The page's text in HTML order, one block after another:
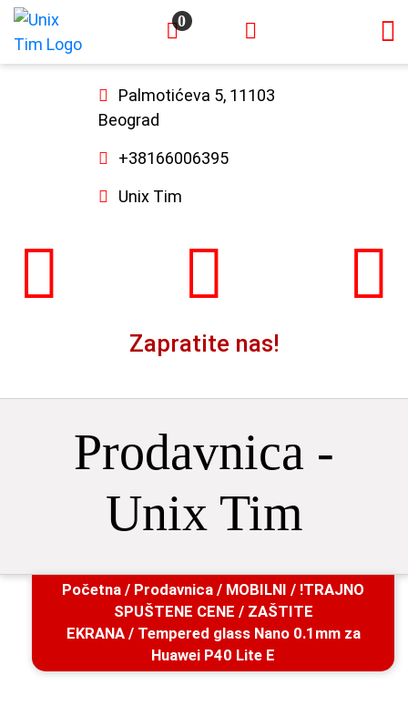
×
0
Palmotićeva 5, 11103
Beograd
+38166006395
Unix Tim
Zapratite nas!
Prodavnica -
Unix Tim
Početna / Prodavnica / MOBILNI / !TRAJNO
SPUŠTENE CENE / ZAŠTITE
EKRANA/ Tempered glass Nano 0.1mm za
Huawei P40 Lite E